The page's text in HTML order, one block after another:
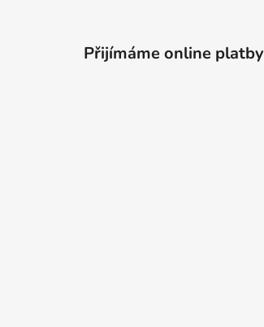
Přijímáme online platby